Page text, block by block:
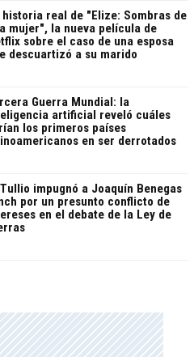
historia real de "Elize: Sombras de
mujer", la nueva película de
sobre el caso de una esposa
descuartizó a su marido
Guerra Mundial: la
artificial reveló cuáles
los primeros países
en ser derrotados
impugnó a Joaquín Benegas
por un presunto conflicto de
en el debate de la Ley de